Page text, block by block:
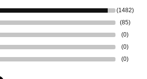
(1482)
(85)
(0)
(0)
(0)